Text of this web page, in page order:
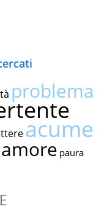
problema
acume
amore paura